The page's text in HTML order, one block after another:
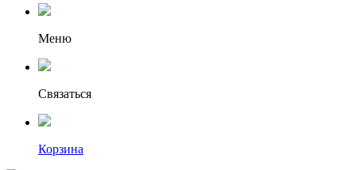
Меню
Связаться
Корзина